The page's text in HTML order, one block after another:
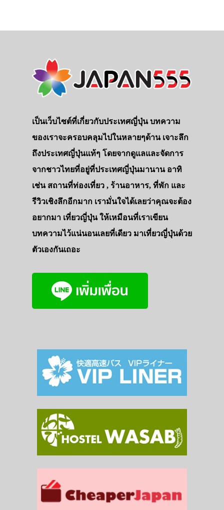
เป็นเว็บไซต์ที่เกี่ยวกับประเทศญี่ปุ่น บทความ
ของเราจะครอบคลุมไปในหลายๆด้าน เจาะลึก
ถึงประเทศญี่ปุ่นแท้ๆ โดยจากดูแลและจัดการ
จากชาวไทยที่อยู่ที่ประเทศญี่ปุ่นมานาน อาทิ
เช่น สถานที่ท่องเที่ยว , ร้านอาหาร, ที่พัก และ
รีวิวเชิงลึกอีกมาก เรามั่นใจได้เลยว่าคุณจะต้อง
อยากมา เที่ยวญี่ปุ่น ให้เหมือนที่เราเขียน
บทความไว้แน่นอนเลยที่เดียว มาเที่ยวญี่ปุ่นด้วย
ตัวเองกันเถอะ